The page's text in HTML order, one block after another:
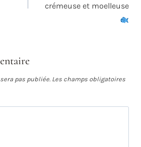
crémeuse et moelleuse
pas publiée. Les champs obligatoires